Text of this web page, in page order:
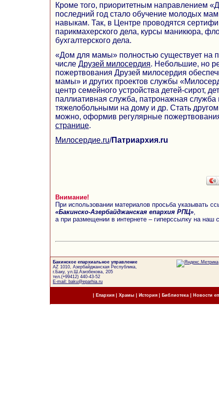
Кроме того, приоритетным направлением
последний год стало обучение молодых
навыкам. Так, в Центре проводятся
парикмахерского дела, курсы маникюра,
бухгалтерского дела.
«Дом для мамы» полностью существует на
числе Друзей милосердия. Небольшие, но
пожертвования Друзей милосердия
мамы» и других проектов службы
центр семейного устройства детей-сирот,
паллиативная служба, патронажная служба
тяжелобольными на дому и др. Стать
можно, оформив регулярные
странице.
Милосердие.ru/Патриархия.ru
Внимание!
При использовании материалов просьба указывать
«Бакинско-Азербайджанская епархия РПЦ»
а при размещении в интернете – гиперссылку на наш
Бакинское епархиальное управление
AZ 1010, Азербайджанская Республика,
г.Баку, ул.Ш.Азизбекова, 205
тел.(+99412) 440-43-52
E-mail: baku@eparhia.ru
Епархия| Храмы История| Библиотека Новости